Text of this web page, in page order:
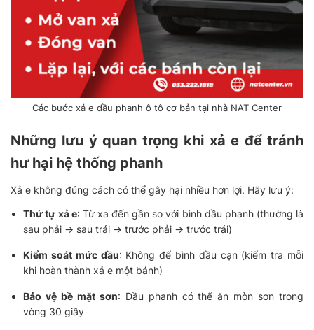
Các bước xả e dầu phanh ô tô cơ bản tại nhà NAT Center
Những lưu ý quan trọng khi xả e để tránh
hư hại hệ thống phanh
Xả e không đúng cách có thể gây hại nhiều hơn lợi. Hãy lưu ý:
Thứ tự xả e: Từ xa đến gần so với bình dầu phanh (thường là
sau phải → sau trái → trước phải → trước trái)
Kiểm soát mức dầu: Không để bình dầu cạn (kiểm tra mỗi
khi hoàn thành xả e một bánh)
Bảo vệ bề mặt sơn: Dầu phanh có thể ăn mòn sơn trong
vòng 30 giây